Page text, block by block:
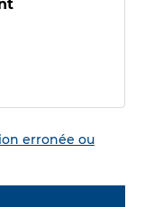
erronée ou